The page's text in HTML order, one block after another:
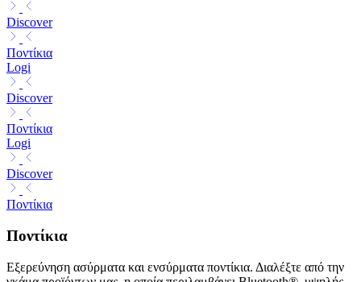
Discover
Ποντίκια
Logi
Discover
Ποντίκια
Logi
Discover
Ποντίκια
Ποντίκια
Εξερεύνηση ασύρματα και ενσύρματα ποντίκια. Διαλέξτε από την